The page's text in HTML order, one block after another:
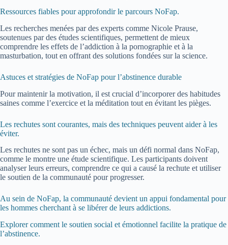
Ressources fiables pour approfondir le parcours NoFap.
Les recherches menées par des experts comme Nicole Prause,
soutenues par des études scientifiques, permettent de mieux
comprendre les effets de l’addiction à la pornographie et à la
masturbation, tout en offrant des solutions fondées sur la science.
Astuces et stratégies de NoFap pour l’abstinence durable
Pour maintenir la motivation, il est crucial d’incorporer des habitudes
saines comme l’exercice et la méditation tout en évitant les pièges.
Les rechutes sont courantes, mais des techniques peuvent aider à les
éviter.
Les rechutes ne sont pas un échec, mais un défi normal dans NoFap,
comme le montre une étude scientifique. Les participants doivent
analyser leurs erreurs, comprendre ce qui a causé la rechute et utiliser
le soutien de la communauté pour progresser.
Au sein de NoFap, la communauté devient un appui fondamental pour
les hommes cherchant à se libérer de leurs addictions.
Explorer comment le soutien social et émotionnel facilite la pratique de
l’abstinence.